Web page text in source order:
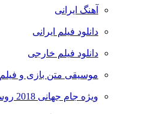
آهنگ ایرانی
دانلود فیلم ایرانی
دانلود فیلم خارجی
موسیقی متن بازی و فیلم
ویژه جام جهانی 2018 روسیه